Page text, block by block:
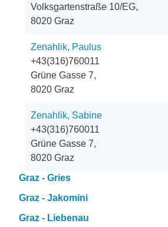
Volksgartenstraße 10/EG,
8020 Graz
Zenahlik, Paulus
+43(316)760011
Grüne Gasse 7,
8020 Graz
Zenahlik, Sabine
+43(316)760011
Grüne Gasse 7,
8020 Graz
Graz - Gries
Graz - Jakomini
Graz - Liebenau